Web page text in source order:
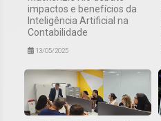
impactos e benefícios da
Inteligência Artificial na
Contabilidade
13/05/2025